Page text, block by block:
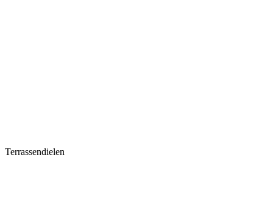
Terrassendielen